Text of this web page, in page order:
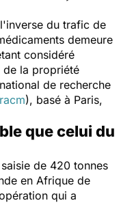
du trafic de
demeure
considéré
la propriété
de recherche
), basé à Paris,
que celui du
de 420 tonnes
en Afrique de
qui a